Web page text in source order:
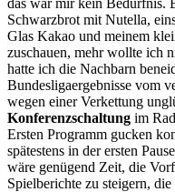
Schwarzbrot mit Nutella,
Glas Kakao und meinem
zuschauen, mehr wollte ich
hatte ich die Nachbarn
Bundesligaergebnisse vom
wegen einer Verkettung
Konferenzschaltung im
Ersten Programm gucken
spätestens in der ersten
wäre genügend Zeit, die
Spielberichte zu steigern,